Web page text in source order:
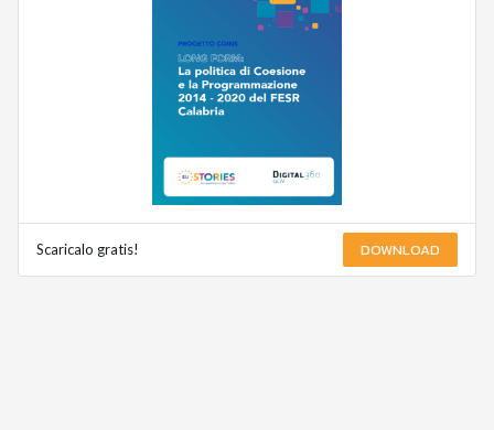
Scaricalo gratis! DOWNLOAD